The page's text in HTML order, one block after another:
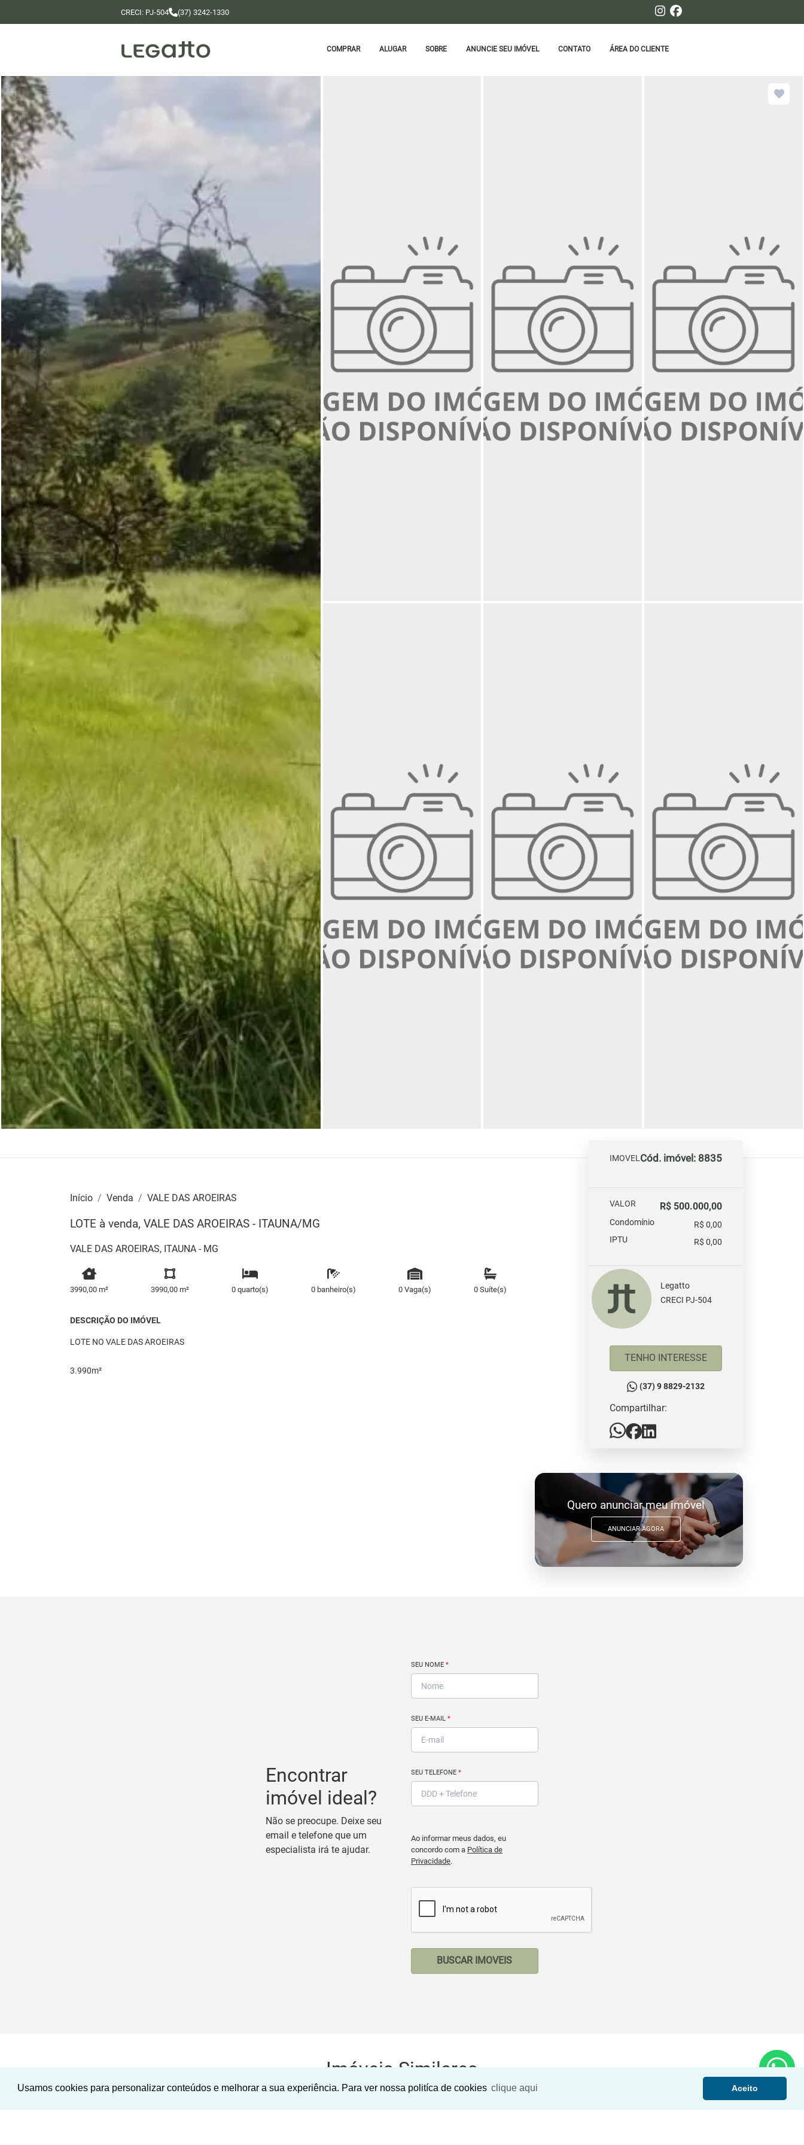
Usamos cookies para personalizar conteúdos e melhorar a sua experiência. Para ver nossa politíca de cookies clique aqui Aceito
CRECI: PJ-504 (37) 3242-1330
COMPRAR ALUGAR SOBRE ANUNCIE SEU IMÓVEL CONTATO ÁREA DO CLIENTE
Início Venda VALE DAS AROEIRAS
LOTE à venda, VALE DAS AROEIRAS - ITAUNA/MG
VALE DAS AROEIRAS, ITAUNA - MG
3990,00 m² 3990,00 m² 0 quarto(s) 0 banheiro(s) 0 Vaga(s) 0 Suíte(s)
DESCRIÇÃO DO IMÓVEL
LOTE NO VALE DAS AROEIRAS
3.990m²
IMOVELCód. imóvel: 8835
VALOR R$ 500.000,00
Condomínio
R$ 0,00
IPTU
R$ 0,00
Legatto
CRECI PJ-504
TENHO INTERESSE
(37) 9 8829-2132
Compartilhar:
Quero anunciar meu imóvel
ANUNCIAR AGORA
Encontrar
imóvel ideal?
Não se preocupe. Deixe seu
email e telefone que um
especialista irá te ajudar.
SEU NOME *
SEU E-MAIL *
SEU TELEFONE *
Ao informar meus dados, eu
concordo com a Política de
Privacidade.
BUSCAR IMOVEIS
Imóveis Similares